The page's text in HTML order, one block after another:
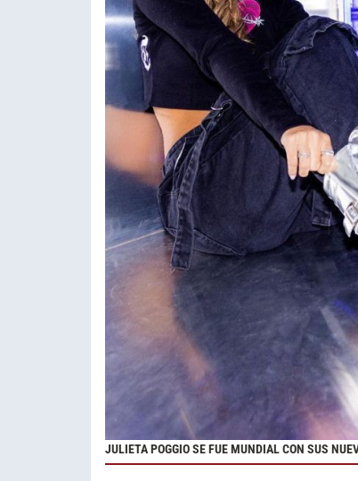
JULIETA POGGIO SE FUE MUNDIAL CON SUS